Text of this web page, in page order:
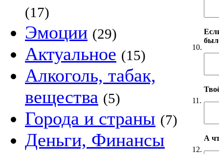
(17)
Эмоции (29)
Актуальное (15)
Алкоголь, табак,
вещества (5)
Города и страны (7)
Деньги, Финансы
10.
11.
12.
А